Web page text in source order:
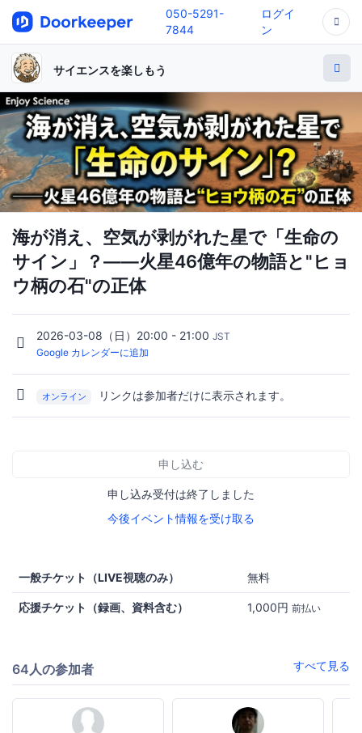
050-5291-
7844
ログイ
ン
サイエンスを楽しもう
海が消え、空気が剥がれた星で「生命の
サイン」？――火星46億年の物語と"ヒョ
ウ柄の石"の正体
2026-03-08（日）20:00 - 21:00 JST
Google カレンダーに追加
オンライン リンクは参加者だけに表示されます。
申し込む
申し込み受付は終了しました
今後イベント情報を受け取る
一般チケット（LIVE視聴のみ） 無料
応援チケット（録画、資料含む） 1,000円 前払い
64人の参加者 すべて見る